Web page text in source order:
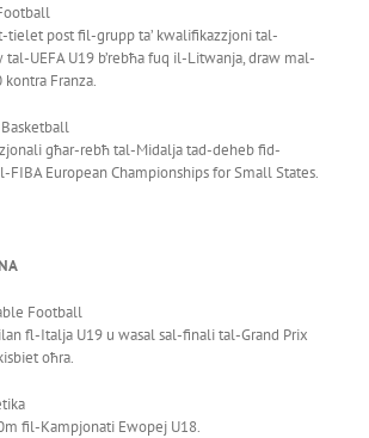
tielet post fil-grupp ta’ kwalifikazzjoni tal-
UEFA U19 b’rebħa fuq il-Litwanja, draw mal-
Franza.
Basketball
għar-rebħ tal-Midalja tad-deheb fid-
European Championships for Small States.
Football
fl-Italja U19 u wasal sal-finali tal-Grand Prix
oħra.
fil-Kampjonati Ewopej U18.